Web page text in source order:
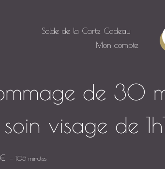
Solde de la Carte Cadeau
Mon compte
de 30
soin visage de
€ 105 minutes